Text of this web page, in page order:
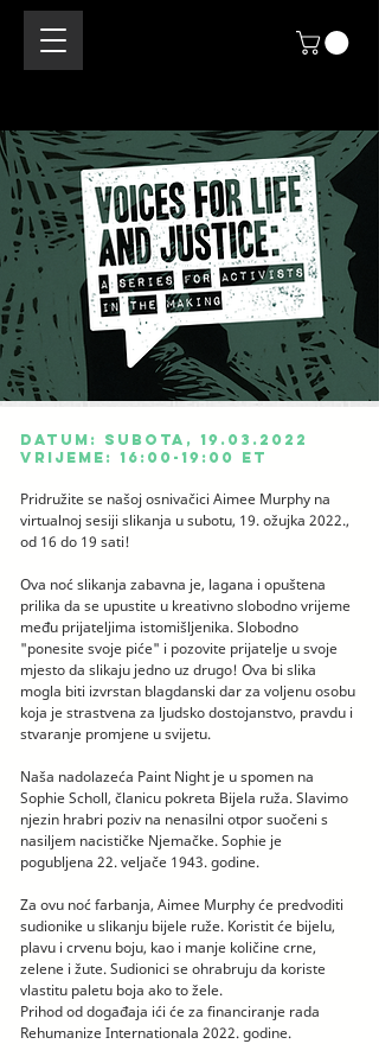
Datum: subota, 19.03.2022
Vrijeme: 16:00-19:00 ET
Pridružite se našoj osnivačici Aimee Murphy na
virtualnoj sesiji slikanja u subotu, 19. ožujka 2022.,
od 16 do 19 sati!
Ova noć slikanja zabavna je, lagana i opuštena
prilika da se upustite u kreativno slobodno vrijeme
među prijateljima istomišljenika. Slobodno
"ponesite svoje piće" i pozovite prijatelje u svoje
mjesto da slikaju jedno uz drugo! Ova bi slika
mogla biti izvrstan blagdanski dar za voljenu osobu
koja je strastvena za ljudsko dostojanstvo, pravdu i
stvaranje promjene u svijetu.
Naša nadolazeća Paint Night je u spomen na
Sophie Scholl, članicu pokreta Bijela ruža. Slavimo
njezin hrabri poziv na nenasilni otpor suočeni s
nasiljem nacističke Njemačke. Sophie je
pogubljena 22. veljače 1943. godine.
Za ovu noć farbanja, Aimee Murphy će predvoditi
sudionike u slikanju bijele ruže. Koristit će bijelu,
plavu i crvenu boju, kao i manje količine crne,
zelene i žute. Sudionici se ohrabruju da koriste
vlastitu paletu boja ako to žele.
Prihod od događaja ići će za financiranje rada
Rehumanize Internationala 2022. godine.